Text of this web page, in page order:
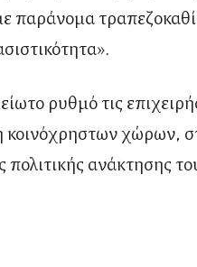
παράνομα
ρυθμό τις
χώρων,
πολιτικής ανάκτησης